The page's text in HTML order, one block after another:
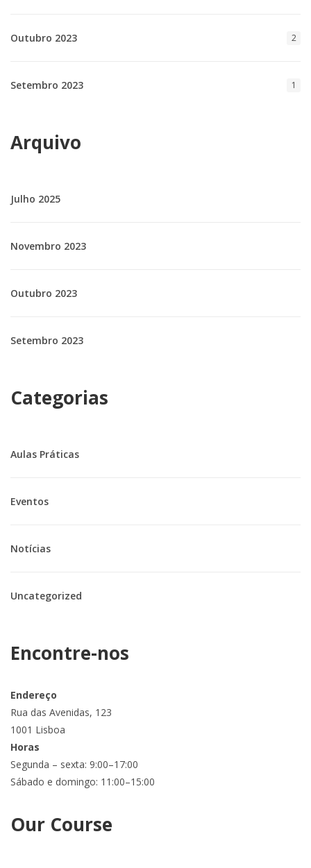
Outubro 2023 2
Setembro 2023 1
Arquivo
Julho 2025
Novembro 2023
Outubro 2023
Setembro 2023
Categorias
Aulas Práticas
Eventos
Notícias
Uncategorized
Encontre-nos
Endereço
Rua das Avenidas, 123
1001 Lisboa
Horas
Segunda – sexta: 9:00–17:00
Sábado e domingo: 11:00–15:00
Our Course